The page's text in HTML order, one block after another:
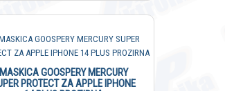
MASKICA GOOSPERY MERCURY
PROTECT ZA APPLE IPHONE